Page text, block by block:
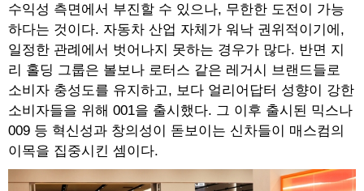
수익성 측면에서 부진할 수 있으나, 무한한 도전이 가능
하다는 것이다. 자동차 산업 자체가 워낙 권위적이기에,
일정한 관례에서 벗어나지 못하는 경우가 많다. 반면 지
리 홀딩 그룹은 볼보나 로터스 같은 레거시 브랜드들로
소비자 충성도를 유지하고, 보다 얼리어답터 성향이 강한
소비자들을 위해 001을 출시했다. 그 이후 출시된 믹스나
009 등 혁신성과 창의성이 돋보이는 신차들이 매스컴의
이목을 집중시킨 셈이다.